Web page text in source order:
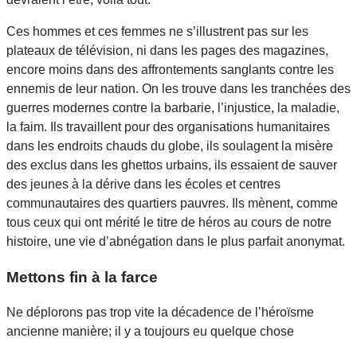
Ces hommes et ces femmes ne s’illustrent pas sur les
plateaux de télévision, ni dans les pages des magazines,
encore moins dans des affrontements sanglants contre les
ennemis de leur nation. On les trouve dans les tranchées des
guerres modernes contre la barbarie, l’injustice, la maladie,
la faim. Ils travaillent pour des organisations humanitaires
dans les endroits chauds du globe, ils soulagent la misère
des exclus dans les ghettos urbains, ils essaient de sauver
des jeunes à la dérive dans les écoles et centres
communautaires des quartiers pauvres. Ils mènent, comme
tous ceux qui ont mérité le titre de héros au cours de notre
histoire, une vie d’abnégation dans le plus parfait anonymat.
Mettons fin à la farce
Ne déplorons pas trop vite la décadence de l’héroïsme
ancienne manière; il y a toujours eu quelque chose